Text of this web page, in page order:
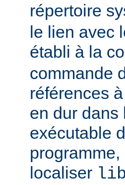
répertoire
le lien avec
établi à la
commande
références
en dur dans
exécutable
localiser